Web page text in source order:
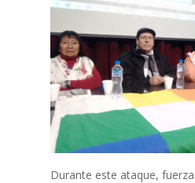
Durante este ataque,